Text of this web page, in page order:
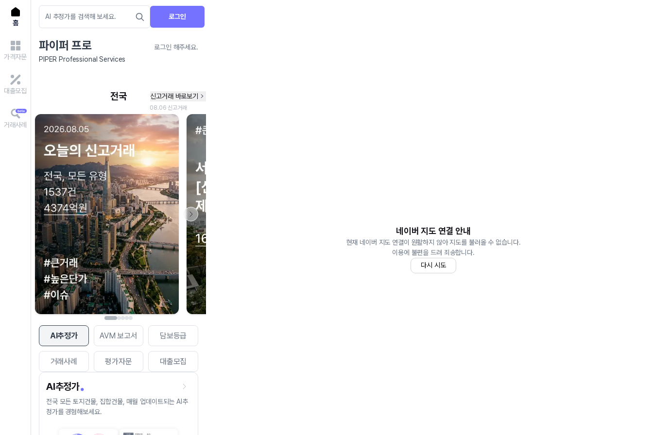
홈
가격자문
대출모집
거래사례
로그인
파이퍼 프로
로그인 해주세요.
PIPER Professional Services
AI추정가 AVM 보고서 담보등급
거래사례 평가자문 대출모집
AI추정가
전국 모든 토지건물, 집합건물, 매월 업데이트되는 AI추
정가를 경험해보세요.
네이버 지도 연결 안내
현재 네이버 지도 연결이 원활하지 않아 지도를 불러올 수 없습니다.
이용에 불편을 드려 죄송합니다.
다시 시도